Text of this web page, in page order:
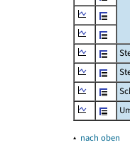
▴ nach oben